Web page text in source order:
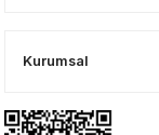
Kurumsal